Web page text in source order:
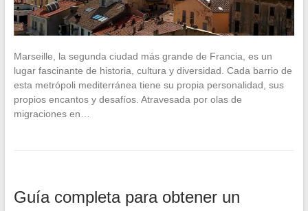
Marseille, la segunda ciudad más grande de Francia, es un
lugar fascinante de historia, cultura y diversidad. Cada barrio de
esta metrópoli mediterránea tiene su propia personalidad, sus
propios encantos y desafíos. Atravesada por olas de
migraciones en…
Guía completa para obtener un